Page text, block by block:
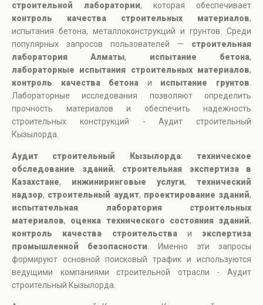
строительной лаборатории, которая обеспечивает
контроль качества строительных материалов,
испытания бетона, металлоконструкций и грунтов. Среди
популярных запросов пользователей — строительная
лаборатория Алматы, испытание бетона,
лабораторные испытания строительных материалов,
контроль качества бетона и испытание грунтов
Лабораторные исследования позволяют определить
прочность материалов и обеспечить надежность
строительных конструкций - Аудит строительный
Кызылорда.
Аудит строительный Кызылорда:техническое
обследование зданий, строительная экспертиза в
Казахстане, инжиниринговые услуги, технический
надзор, строительный аудит, проектирование зданий,
испытательная лаборатория строительных
материалов, оценка технического состояния зданий,
контроль качества строительстваи экспертиза
промышленной безопасности . Именно эти запросы
формируют основной поисковый трафик и используются
ведущими компаниями строительной отрасли - Аудит
строительный Кызылорда.